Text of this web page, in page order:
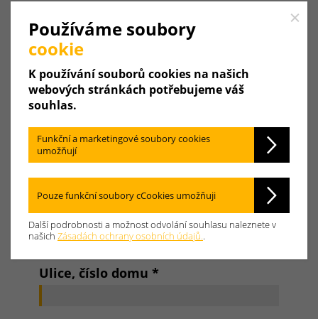
Firma
Oslovení
Anrede
Jméno*
Příjmení*
Ulice, číslo domu *
Close
Používáme soubory
cookie
K používání souborů cookies na našich
webových stránkách potřebujeme váš
souhlas.
Funkční a marketingové soubory cookies
umožňují
Pouze funkční soubory cCookies umožňuji
Další podrobnosti a možnost odvolání souhlasu naleznete v
našich Zásadách ochrany osobních údajů..